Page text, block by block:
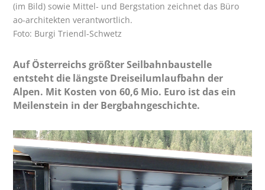
(im Bild) sowie Mittel- und Bergstation zeichnet das Büro
ao-architekten verantwortlich.
Foto: Burgi Triendl-Schwetz
Auf Österreichs größter Seilbahnbaustelle
entsteht die längste Dreiseil­umlaufbahn der
Alpen. Mit Kosten von 60,6 Mio. Euro ist das ein
Meilenstein in der Bergbahn­geschichte.